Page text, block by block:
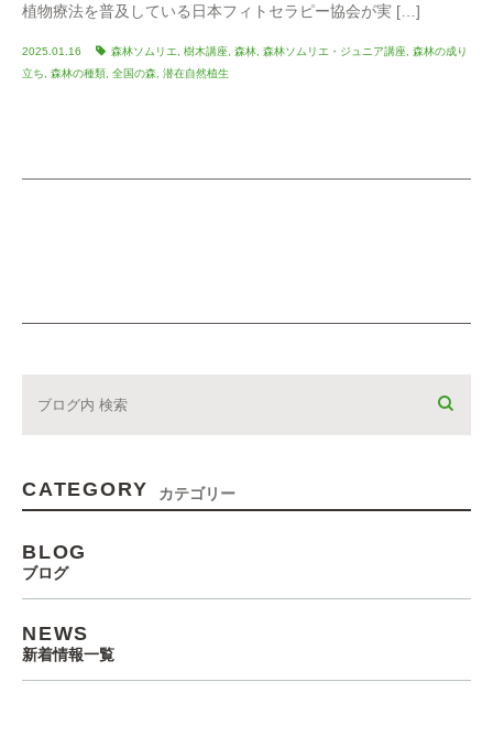
植物療法を普及している日本フィトセラピー協会が実 […]
2025.01.16 森林ソムリエ 樹木講座 森林 森林ソムリエ・ジュニア講座 森林の成り
立ち
森林の種類 全国の森 潜在自然植生
CATEGORY カテゴリー
BLOG
ブログ
NEWS
新着情報一覧